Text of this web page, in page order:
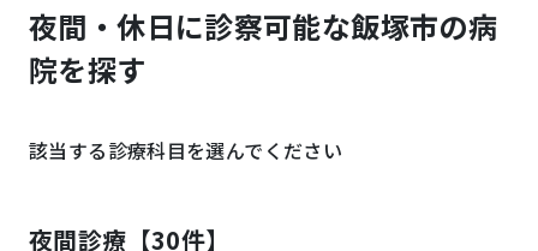
花粉症
感染症
夜間・休日に診察可能な飯塚市の病
院を探す
該当する診療科目を選んでください
夜間診療【30件】